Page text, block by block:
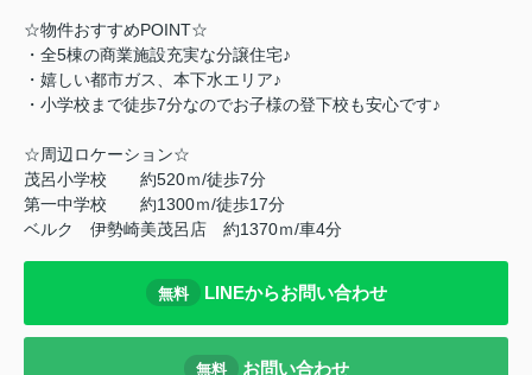
☆物件おすすめPOINT☆
・全5棟の商業施設充実な分譲住宅♪
・嬉しい都市ガス、本下水エリア♪
・小学校まで徒歩7分なのでお子様の登下校も安心です♪
☆周辺ロケーション☆
茂呂小学校 約520ｍ/徒歩7分
第一中学校 約1300ｍ/徒歩17分
ベルク 伊勢崎美茂呂店 約1370ｍ/車4分
無料 LINEからお問い合わせ
無料 お問い合わせ